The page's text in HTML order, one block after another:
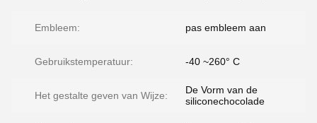
Embleem: pas embleem aan
Gebruikstemperatuur: -40 ~260° C
Het gestalte geven van Wijze:
De Vorm van de
siliconechocolade